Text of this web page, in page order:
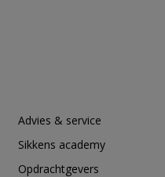
Advies & service
Sikkens academy
Opdrachtgevers